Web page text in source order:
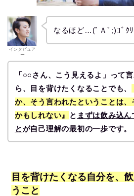
インタビュア
ー
なるほど…(ﾟＡﾟ;)ｺﾞｸﾘ
「○○さん、こう見えるよ」って
ら、目を背けたくなることでも、
か、そう言われたということは、
かもしれない』
と まずは飲み込ん
とが自己理解の最初の一歩です。
目を背けたくなる自分を、
うこと